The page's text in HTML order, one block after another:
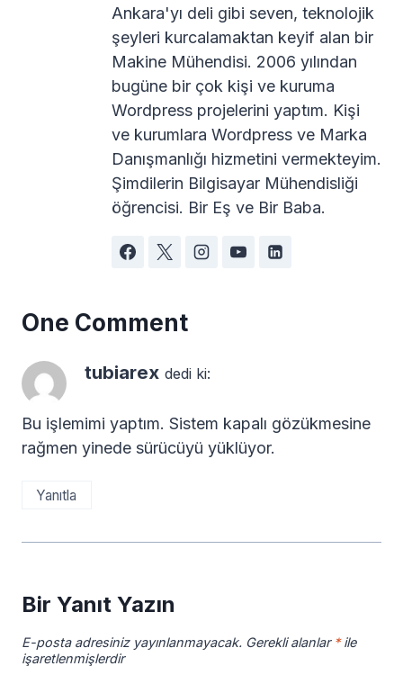
Ankara'yı deli gibi seven, teknolojik
şeyleri kurcalamaktan keyif alan bir
Makine Mühendisi. 2006 yılından
bugüne bir çok kişi ve kuruma
Wordpress projelerini yaptım. Kişi
ve kurumlara Wordpress ve Marka
Danışmanlığı hizmetini vermekteyim.
Şimdilerin Bilgisayar Mühendisliği
öğrencisi. Bir Eş ve Bir Baba.
One Comment
tubiarex dedi ki:
Bu işlemimi yaptım. Sistem kapalı gözükmesine
rağmen yinede sürücüyü yüklüyor.
Yanıtla
Bir Yanıt Yazın
E-posta adresiniz yayınlanmayacak. Gerekli alanlar *ile
işaretlenmişlerdir